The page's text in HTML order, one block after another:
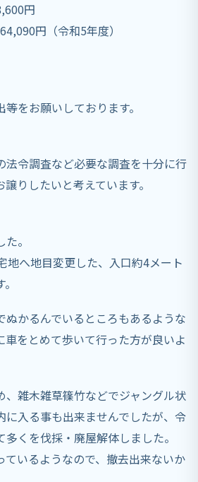
円
円（令和5年度）
をお願いしております。
法令調査など必要な調査を十分に行
りしたいと考えています。
。
地へ地目変更した、入口約4メート
ぬかるんでいるところもあるような
車をとめて歩いて行った方が良いよ
、雑木雑草篠竹などでジャングル状
に入る事も出来ませんでしたが、令
くを伐採・廃屋解体しました。
ているようなので、撤去出来ないか